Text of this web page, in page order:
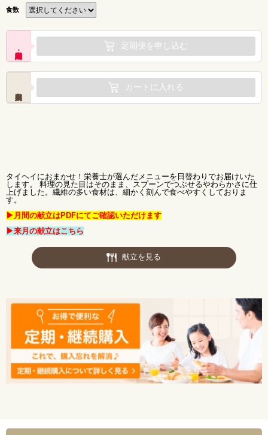
食数
定期便を申し込む
カートに入れる
タイヘイにおまかせ！栄養士が選んだメニューを日替わりでお届けいた
します。 料理の見た目はそのまま、スプーンでつぶせるやわらかさに仕
上げました。繊維の多い食材は、細かく刻んで食べやすくしておりま
す。
▶月間の献立はPDFにてご確認いただけます
▶来月の献立はこちら
献立を見る